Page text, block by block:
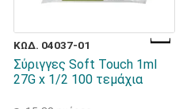
ΚΩΔ. 04037-01
Σύριγγες Soft Touch 1ml
27G x 1/2 100 τεμάχια